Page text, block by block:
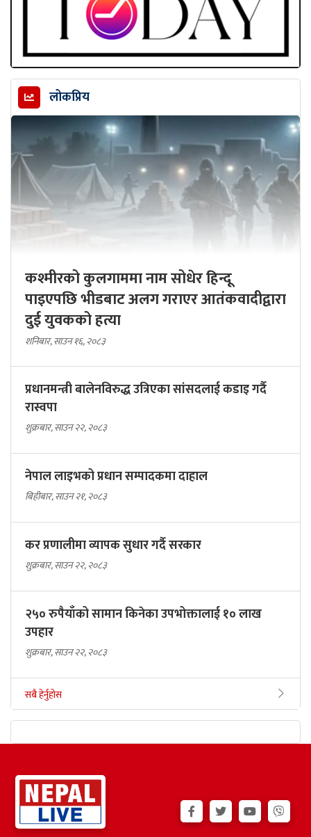
लोकप्रिय
कश्मीरको कुलगाममा नाम सोधेर हिन्दू
पाइएपछि भीडबाट अलग गराएर आतंकवादीद्वारा
दुई युवकको हत्या
शनिबार, साउन १६, २०८३
प्रधानमन्त्री बालेनविरुद्ध उत्रिएका सांसदलाई कडाइ गर्दै
रास्वपा
शुक्रबार, साउन २२, २०८३
नेपाल लाइभको प्रधान सम्पादकमा दाहाल
बिहीबार, साउन २१, २०८३
कर प्रणालीमा व्यापक सुधार गर्दै सरकार
शुक्रबार, साउन २२, २०८३
२५० रुपैयाँको सामान किनेका उपभोक्तालाई १० लाख
उपहार
शुक्रबार, साउन २२, २०८३
सबै हेर्नुहोस